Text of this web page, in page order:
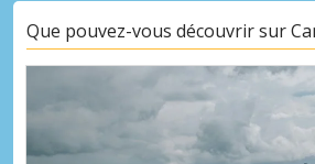
Que pouvez-vous découvrir sur